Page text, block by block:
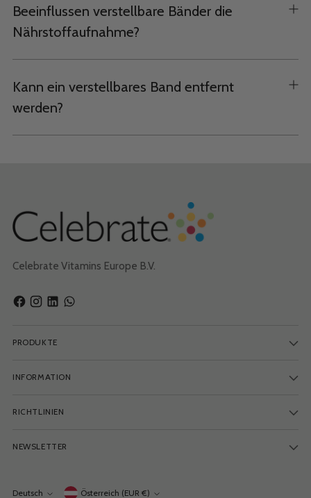
Beeinflussen verstellbare Bänder die
Nährstoffaufnahme?
Kann ein verstellbares Band entfernt
werden?
Celebrate Vitamins Europe B.V.
PRODUKTE
INFORMATION
RICHTLINIEN
NEWSLETTER
Deutsch Österreich (EUR €)